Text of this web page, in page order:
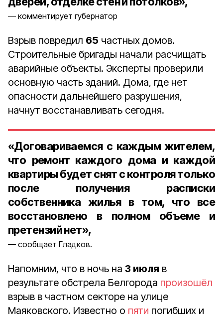
комментирует губернатор
Взрыв повредил 65 частных домов.
Строительные бригады начали расчищать
аварийные объекты. Эксперты проверили
основную часть зданий. Дома, где нет
опасности дальнейшего разрушения,
начнут восстанавливать сегодня.
«Договариваемся с каждым жителем,
что ремонт каждого дома и каждой
квартиры будет снят с контроля только
после получения расписки
собственника жилья в том, что все
восстановлено в полном объеме и
претензий нет»,
сообщает Гладков.
Напомним, что в ночь на 3 июля в
результате обстрела Белгорода произошёл
взрыв в частном секторе на улице
Маяковского. Известно о пяти погибших и